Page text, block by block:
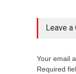
Leave a
Your email
Required